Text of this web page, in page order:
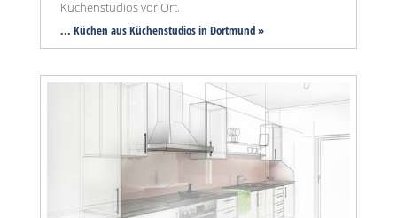
Küchenstudios vor Ort.
... Küchen aus Küchenstudios in Dortmund »